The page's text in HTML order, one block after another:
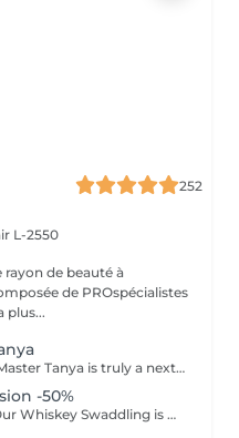
252
L-2550
rayon de beauté à
plus...
Full body massage with our Top Master Tanya is truly a next-level experience. With more than 10 years of professional experience, she has an exceptional understanding of the body and its individual needs. Tanya adapts her technique exactly to what your body requires, often sensing it even before you do. This type of massage is designed to release tension, improve circulation, and promote deep relaxation. The treatment typically focuses on the back, shoulders, arms, legs, and other key tension areas, using smooth, flowing, and soothing massage techniques. Result: a feeling of lightness, relaxation, and renewed body comfort. Recommended frequency: from once a week to once a month, depending on your personal needs and stress level.
-50%
Enjoy first session with 50% off. Our Whiskey Swaddling is more than just a body wrap, it's a full-body ritual designed to detox, tone, and deeply nourish your skin. We tailor the wrap to your needs using active-rich formulas, then wrap you in bandages, film, and warmth to boost results. The gentle contrast in temperature combined with potent actives works wonders and the results speak for themselves: Benefits: -Body detox & inch loss -Firmer, smoother skin -Improved tone & circulation